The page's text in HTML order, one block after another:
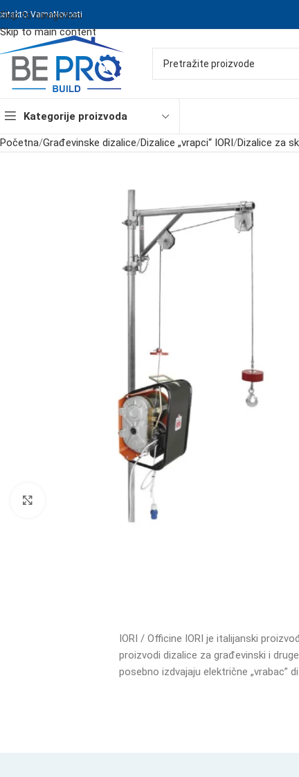
Skip to navigation
Skip to main content
O VamaNovosti
Kategorije proizvoda
Početna/Građevinske dizalice/Dizalice „vrapci“ IORI/Dizalice za
IORI / Officine IORI je italijanski
proizvodi dizalice za građevinski i
posebno izdvajaju električne „vrabac”